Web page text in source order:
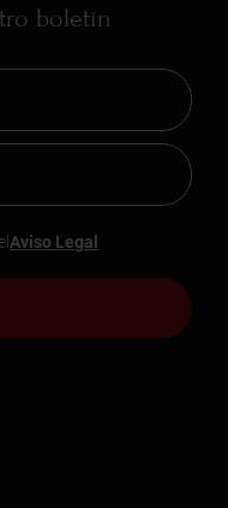
boletín
Aviso Legal